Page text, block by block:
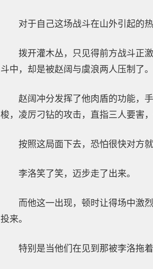
对于自己这场战斗在山外引起的
拨开灌木丛，只见得前方战斗正
斗中，却是被赵阔与虞浪两人压制了。
赵阔冲分发挥了他肉盾的功能，
梭，凌厉刁钻的攻击，直指三人要害
按照这局面下去，恐怕很快对方
李洛笑了笑，迈步走了出来。
而他这一出现，顿时让得场中激
投来。
特别是当他们在见到那被李洛拖